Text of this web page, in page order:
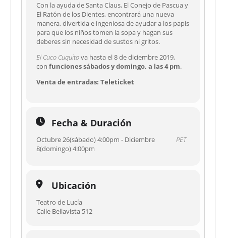
Con la ayuda de Santa Claus, El Conejo de Pascua y
El Ratón de los Dientes, encontrará una nueva
manera, divertida e ingeniosa de ayudar a los papis
para que los niños tomen la sopa y hagan sus
deberes sin necesidad de sustos ni gritos.
El Cuco Cuquitova hasta el 8 de diciembre 2019,
con funciones sábados y domingo, a las 4 pm.
Venta de entradas: Teleticket
Fecha & Duración
Octubre 26(sábado) 4:00pm - Diciembre
8(domingo) 4:00pm
PET
Ubicación
Teatro de Lucía
Calle Bellavista 512